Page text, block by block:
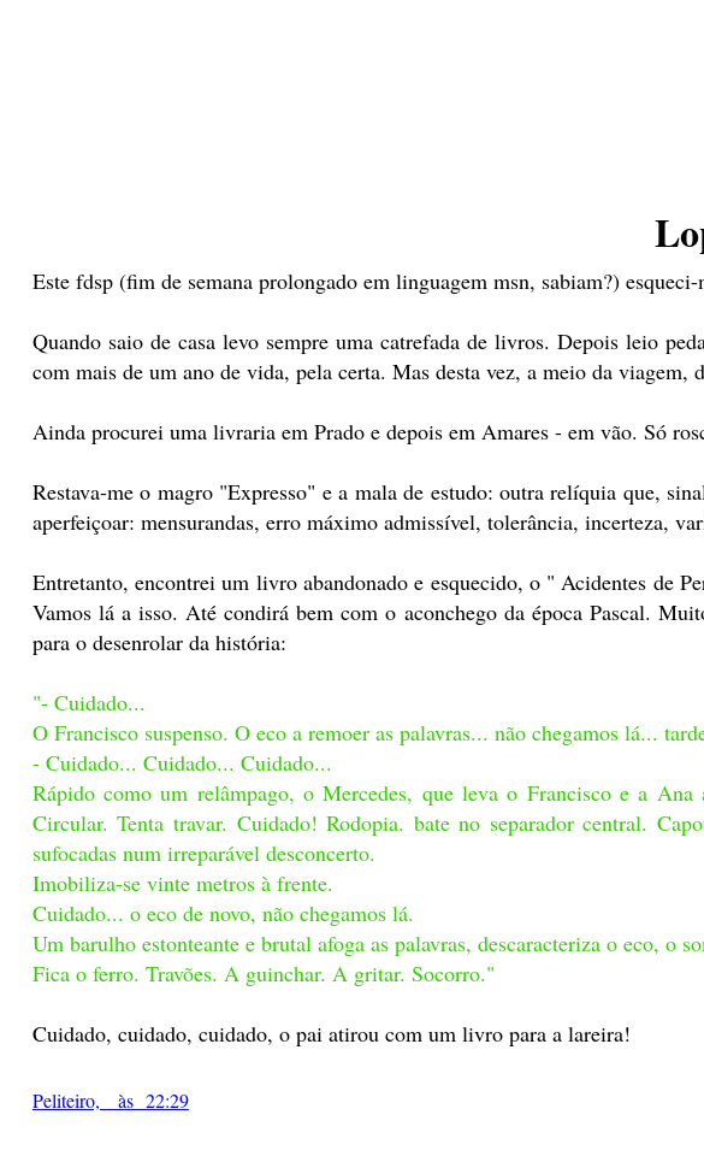
Este fdsp (fim de semana prolongado em linguagem msn, sabiam?)
Quando saio de casa levo sempre uma catrefada de livros. Depois leio
com mais de um ano de vida, pela certa. Mas desta vez, a meio da viagem,
Ainda procurei uma livraria em Prado e depois em Amares - em vão. Só
Restava-me o magro "Expresso" e a mala de estudo: outra relíquia que,
aperfeiçoar: mensurandas, erro máximo admissível, tolerância, incerteza,
Entretanto, encontrei um livro abandonado e esquecido, o " Acidentes de
Vamos lá a isso. Até condirá bem com o aconchego da época Pascal.
para o desenrolar da história:
"- Cuidado...
O Francisco suspenso. O eco a remoer as palavras... não chegamos lá...
- Cuidado... Cuidado... Cuidado...
Rápido como um relâmpago, o Mercedes, que leva o Francisco e a Ana
Circular. Tenta travar. Cuidado! Rodopia. bate no separador central.
sufocadas num irreparável desconcerto.
Imobiliza-se vinte metros à frente.
Cuidado... o eco de novo, não chegamos lá.
Um barulho estonteante e brutal afoga as palavras, descaracteriza o eco, o
Fica o ferro. Travões. A guinchar. A gritar. Socorro."
Cuidado, cuidado, cuidado, o pai atirou com um livro para a lareira!
Peliteiro, às 22:29